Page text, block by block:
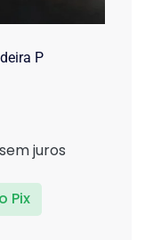
P
sem juros
Pix